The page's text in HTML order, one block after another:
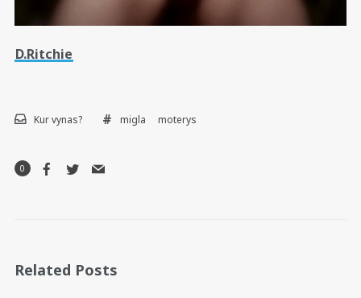
D.Ritchie
Kur vynas? migla moterys
0
Related Posts